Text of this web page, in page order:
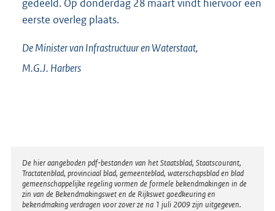
gedeeld. Op donderdag 28 maart vindt hiervoor een
eerste overleg plaats.
De Minister van Infrastructuur en Waterstaat,
M.G.J. Harbers
Disclaimer
De hier aangeboden pdf-bestanden van het Staatsblad, Staatscourant,
Tractatenblad, provinciaal blad, gemeenteblad, waterschapsblad en blad
gemeenschappelijke regeling vormen de formele bekendmakingen in de
zin van de Bekendmakingswet en de Rijkswet goedkeuring en
bekendmaking verdragen voor zover ze na 1 juli 2009 zijn uitgegeven.